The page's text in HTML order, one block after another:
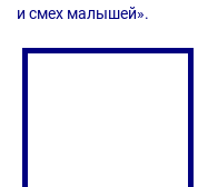
и смех малышей».